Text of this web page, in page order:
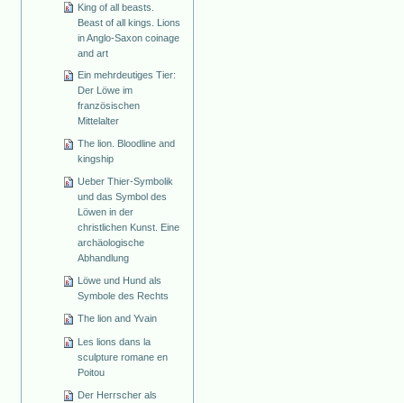
King of all beasts.
Beast of all kings. Lions
in Anglo-Saxon coinage
and art
Ein mehrdeutiges Tier:
Der Löwe im
französischen
Mittelalter
The lion. Bloodline and
kingship
Ueber Thier-Symbolik
und das Symbol des
Löwen in der
christlichen Kunst. Eine
archäologische
Abhandlung
Löwe und Hund als
Symbole des Rechts
The lion and Yvain
Les lions dans la
sculpture romane en
Poitou
Der Herrscher als